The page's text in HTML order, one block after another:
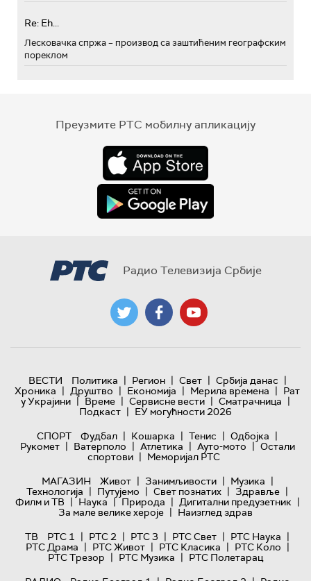
Re: Eh...
Лесковачка спржа – производ са заштићеним географским
пореклом
Преузмите РТС мобилну апликацију
Радио Телевизија Србије
ВЕСТИ Политика | Регион | Свет | Србија данас |
Хроника | Друштво | Економија | Мерила времена | Рат
у Украјини | Време | Сервисне вести | Сматрачница |
Подкаст | ЕУ могућности 2026
СПОРТ
Фудбал | Кошарка | Тенис | Одбојка |
Рукомет | Ватерполо | Атлетика | Ауто-мото | Остали
спортови | Меморијал РТС
МАГАЗИН
Живот | Занимљивости | Музика |
Технологијa | Путујемо | Свет познатих | Здравље |
Филм и ТВ | Наука | Природа | Дигитални предузетник |
За мале велике хероје | Наизглед здрав
ТВ
РТС 1 | РТС 2 | РТС 3 | РТС Свет | РТС Наука |
РТС Драма | РТС Живот | РТС Класика | РТС Коло |
РТС Трезор | РТС Музика | РТС Полетарац